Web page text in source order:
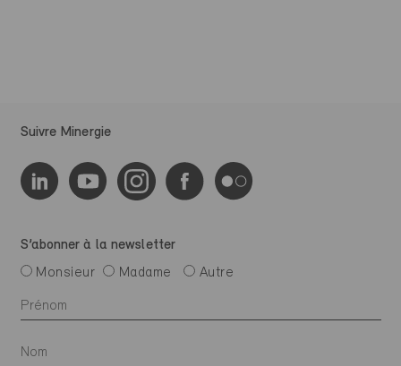
Suivre Minergie
S’abonner à la newsletter
Monsieur
Madame Autre